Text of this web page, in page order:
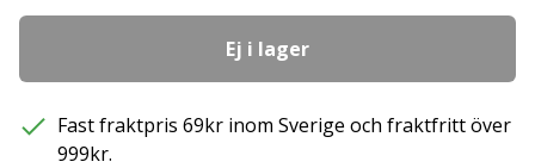
Ej i lager
Fast fraktpris 69kr inom Sverige och fraktfritt över
999kr.